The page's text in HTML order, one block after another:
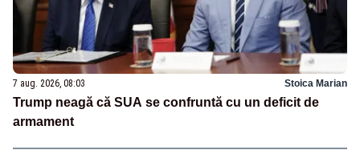
7 aug. 2026, 08:03 Stoica Marian
Trump neagă că SUA se confruntă cu un deficit de
armament